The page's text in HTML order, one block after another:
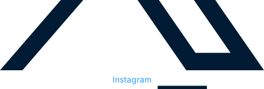
Instagram